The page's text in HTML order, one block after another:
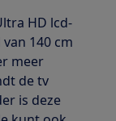
HD lcd-
140 cm
meer
de tv
is deze